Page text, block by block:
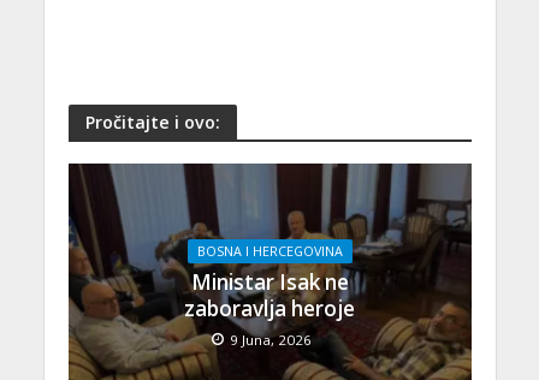
Pročitajte i ovo:
BOSNA I HERCEGOVINA
Ministar Isak ne
zaboravlja heroje
9 Juna, 2026